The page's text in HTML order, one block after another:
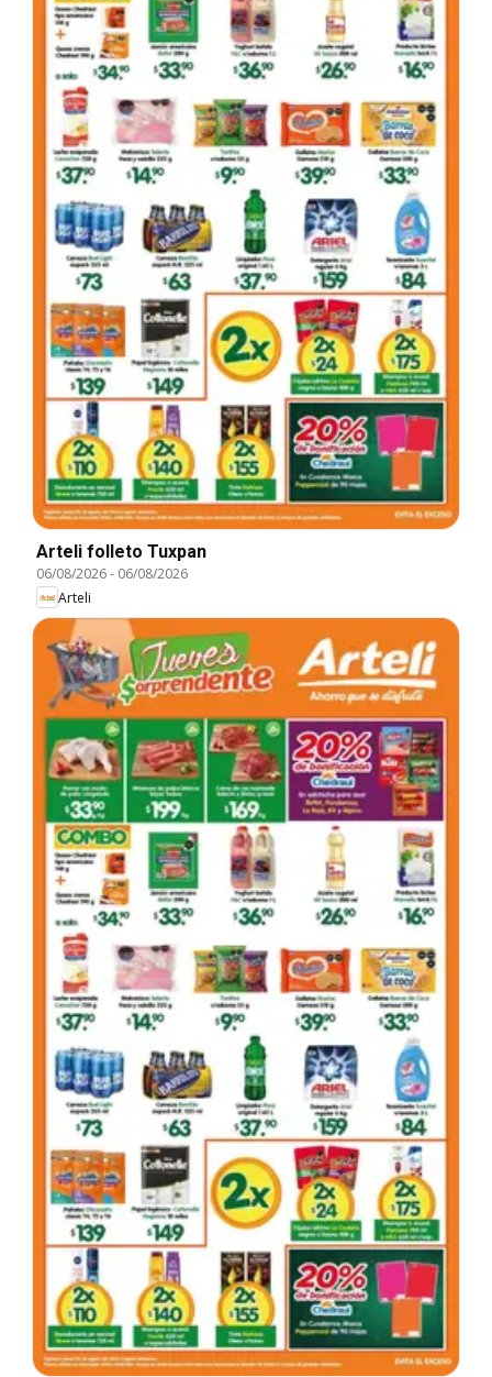
Arteli folleto Tuxpan
06/08/2026- 06/08/2026
Arteli